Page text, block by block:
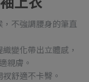
不強調腰身的筆直
變化帶出立體感，
親膚。
舒適不卡臀。